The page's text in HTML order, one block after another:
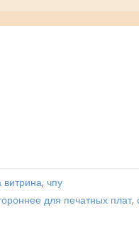
витрина,чпу
для печатных плат,